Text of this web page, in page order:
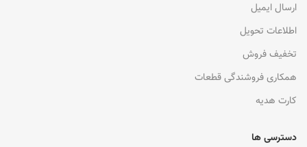
ارسال ایمیل
اطلاعات تحویل
تخفیف فروش
همکاری فروشندگی قطعات
کارت هدیه
دسترسی ها